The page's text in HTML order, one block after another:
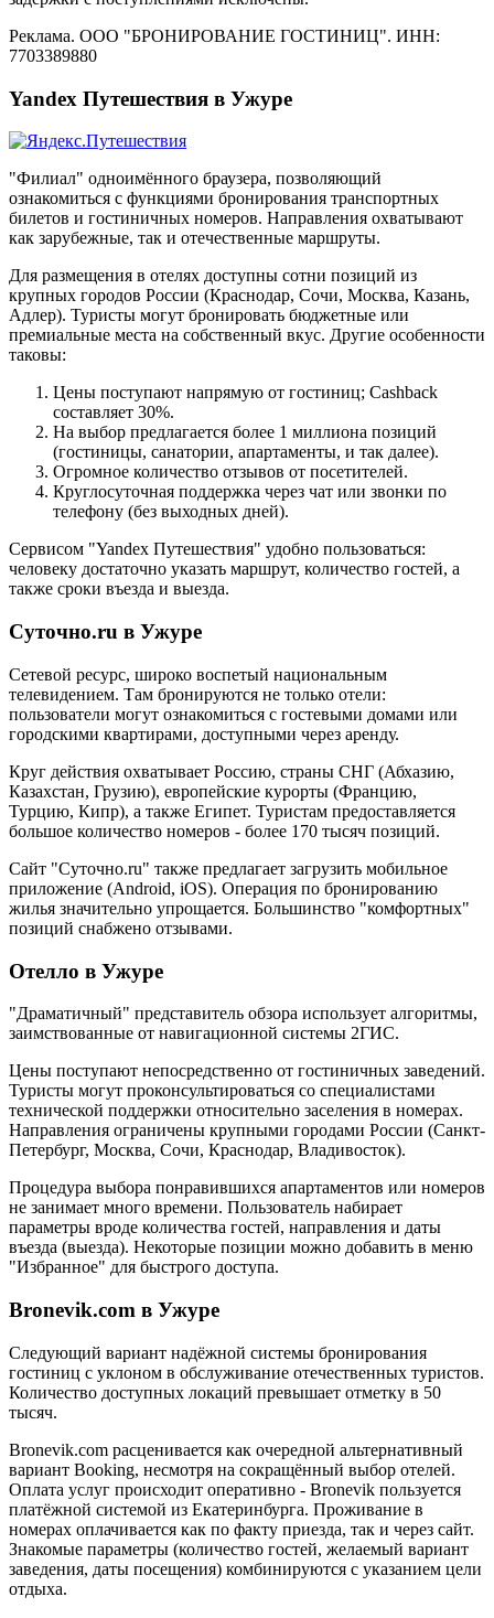
Реклама. ООО "БРОНИРОВАНИЕ ГОСТИНИЦ". ИНН:
7703389880
Yandex Путешествия в Ужуре
"Филиал" одноимённого браузера, позволяющий
ознакомиться с функциями бронирования транспортных
билетов и гостиничных номеров. Направления охватывают
как зарубежные, так и отечественные маршруты.
Для размещения в отелях доступны сотни позиций из
крупных городов России (Краснодар, Сочи, Москва, Казань,
Адлер). Туристы могут бронировать бюджетные или
премиальные места на собственный вкус. Другие особенности
таковы:
Цены поступают напрямую от гостиниц; Cashback
составляет 30%.
На выбор предлагается более 1 миллиона позиций
(гостиницы, санатории, апартаменты, и так далее).
Огромное количество отзывов от посетителей.
Круглосуточная поддержка через чат или звонки по
телефону (без выходных дней).
Сервисом "Yandex Путешествия" удобно пользоваться:
человеку достаточно указать маршрут, количество гостей, а
также сроки въезда и выезда.
Суточно.ru в Ужуре
Сетевой ресурс, широко воспетый национальным
телевидением. Там бронируются не только отели:
пользователи могут ознакомиться с гостевыми домами или
городскими квартирами, доступными через аренду.
Круг действия охватывает Россию, страны СНГ (Абхазию,
Казахстан, Грузию), европейские курорты (Францию,
Турцию, Кипр), а также Египет. Туристам предоставляется
большое количество номеров - более 170 тысяч позиций.
Сайт "Суточно.ru" также предлагает загрузить мобильное
приложение (Android, iOS). Операция по бронированию
жилья значительно упрощается. Большинство "комфортных"
позиций снабжено отзывами.
Отелло в Ужуре
"Драматичный" представитель обзора использует алгоритмы,
заимствованные от навигационной системы 2ГИС.
Цены поступают непосредственно от гостиничных заведений.
Туристы могут проконсультироваться со специалистами
технической поддержки относительно заселения в номерах.
Направления ограничены крупными городами России (Санкт-
Петербург, Москва, Сочи, Краснодар, Владивосток).
Процедура выбора понравившихся апартаментов или номеров
не занимает много времени. Пользователь набирает
параметры вроде количества гостей, направления и даты
въезда (выезда). Некоторые позиции можно добавить в меню
"Избранное" для быстрого доступа.
Bronevik.com в Ужуре
Следующий вариант надёжной системы бронирования
гостиниц с уклоном в обслуживание отечественных туристов.
Количество доступных локаций превышает отметку в 50
тысяч.
Bronevik.com расценивается как очередной альтернативный
вариант Booking, несмотря на сокращённый выбор отелей.
Оплата услуг происходит оперативно - Bronevik пользуется
платёжной системой из Екатеринбурга. Проживание в
номерах оплачивается как по факту приезда, так и через сайт.
Знакомые параметры (количество гостей, желаемый вариант
заведения, даты посещения) комбинируются с указанием цели
отдыха.